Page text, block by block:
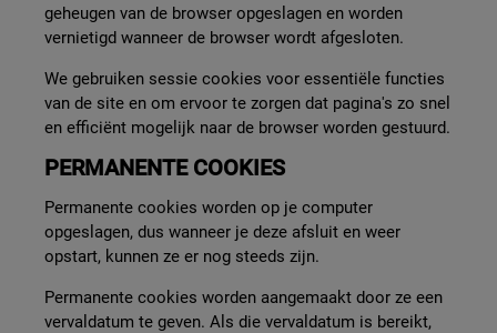
geheugen van de browser opgeslagen en worden
vernietigd wanneer de browser wordt afgesloten.
We gebruiken sessie cookies voor essentiële functies
van de site en om ervoor te zorgen dat pagina's zo snel
en efficiënt mogelijk naar de browser worden gestuurd.
PERMANENTE COOKIES
Permanente cookies worden op je computer
opgeslagen, dus wanneer je deze afsluit en weer
opstart, kunnen ze er nog steeds zijn.
Permanente cookies worden aangemaakt door ze een
vervaldatum te geven. Als die vervaldatum is bereikt,